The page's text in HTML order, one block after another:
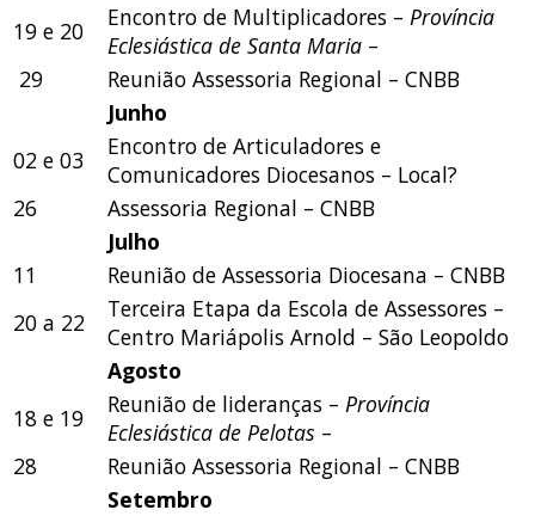
19 e 20
Encontro de Multiplicadores – Província
Eclesiástica de Santa Maria –
29
Reunião Assessoria Regional – CNBB
Junho
02 e 03
Encontro de Articuladores e
Comunicadores Diocesanos – Local?
26
Assessoria Regional – CNBB
Julho
11
Reunião de Assessoria Diocesana – CNBB
20 a 22
Terceira Etapa da Escola de Assessores –
Centro Mariápolis Arnold – São Leopoldo
Agosto
18 e 19
Reunião de lideranças – Província
Eclesiástica de Pelotas –
28
Reunião Assessoria Regional – CNBB
Setembro